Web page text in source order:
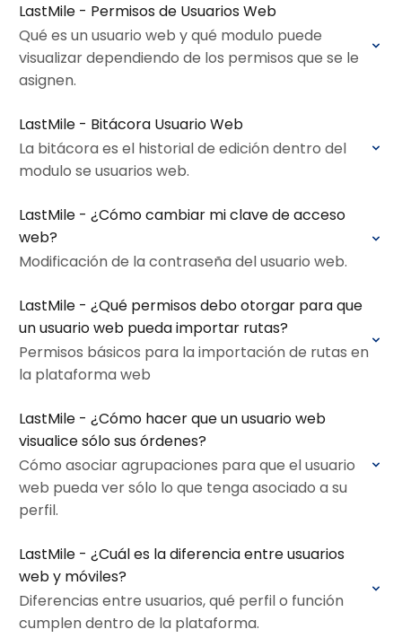
LastMile - Permisos de Usuarios Web
Qué es un usuario web y qué modulo puede
visualizar dependiendo de los permisos que se le
asignen.
LastMile - Bitácora Usuario Web
La bitácora es el historial de edición dentro del
modulo se usuarios web.
LastMile - ¿Cómo cambiar mi clave de acceso
web?
Modificación de la contraseña del usuario web.
LastMile - ¿Qué permisos debo otorgar para que
un usuario web pueda importar rutas?
Permisos básicos para la importación de rutas en
la plataforma web
LastMile - ¿Cómo hacer que un usuario web
visualice sólo sus órdenes?
Cómo asociar agrupaciones para que el usuario
web pueda ver sólo lo que tenga asociado a su
perfil.
LastMile - ¿Cuál es la diferencia entre usuarios
web y móviles?
Diferencias entre usuarios, qué perfil o función
cumplen dentro de la plataforma.